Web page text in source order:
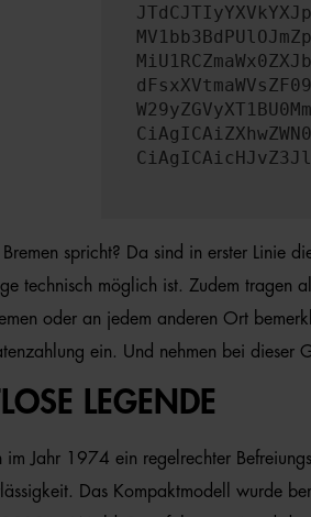
spricht? Da sind in erster Linie
technisch möglich ist. Zudem
oder an jedem anderen Ort
ein. Und nehmen bei
LEGENDE
Jahr 1974 ein regelrechter
Das Kompaktmodell wurde